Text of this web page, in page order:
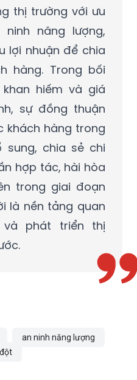
thị trường với ưu
năng lượng,
lợi nhuận để chia
hàng. Trong bối
hiếm và giá
sự đồng thuận
khách hàng trong
sung, chia sẻ chi
hợp tác, hài hòa
trong giai đoạn
là nền tảng quan
phát triển thị
an ninh năng lượng